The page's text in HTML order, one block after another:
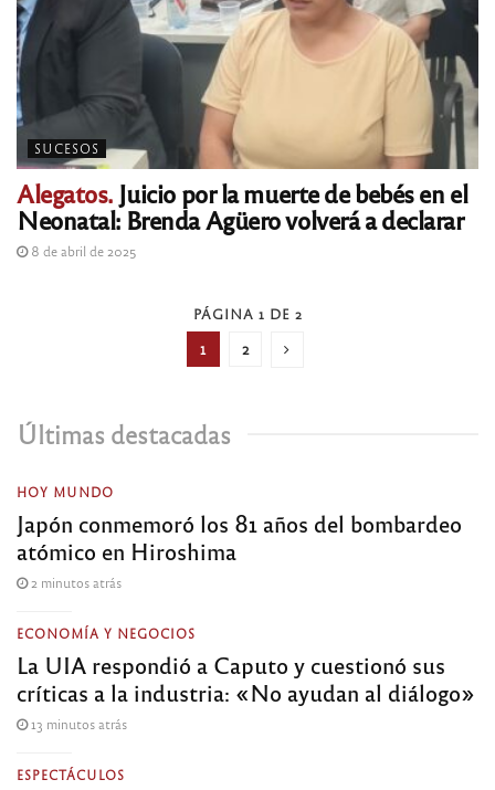
SUCESOS
Alegatos. Juicio por la muerte de bebés en el
Neonatal: Brenda Agüero volverá a declarar
8 de abril de 2025
PÁGINA 1 DE 2
1 2
Últimas destacadas
HOY MUNDO
Japón conmemoró los 81 años del bombardeo
atómico en Hiroshima
2 minutos atrás
ECONOMÍA Y NEGOCIOS
La UIA respondió a Caputo y cuestionó sus
críticas a la industria: «No ayudan al diálogo»
13 minutos atrás
ESPECTÁCULOS